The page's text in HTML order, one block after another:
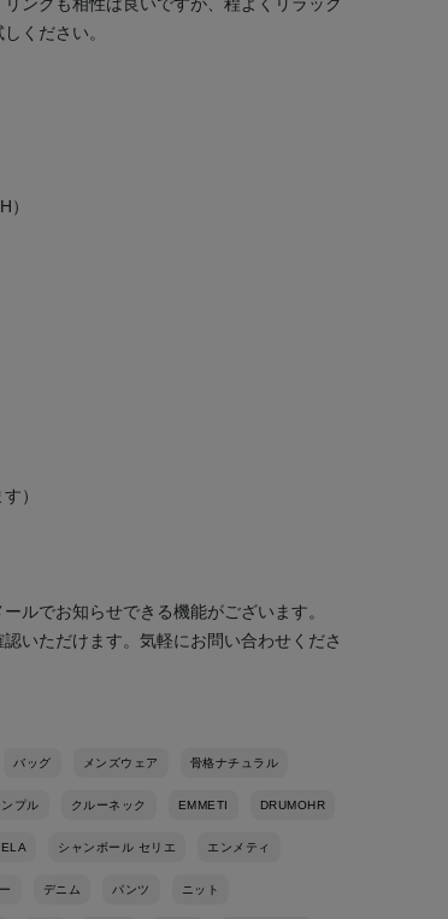
ください。
）
ルでお知らせできる機能がございます。
いただけます。気軽にお問い合わせくださ
バッグ メンズウェア 骨格ナチュラル
ンプル クルーネック EMMETI DRUMOHR
シャンボール セリエ エンメティ
デニム パンツ ニット